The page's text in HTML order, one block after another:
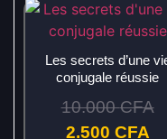
Les secrets d’une
conjugale réussie
10.000CFA
2.500 CFA